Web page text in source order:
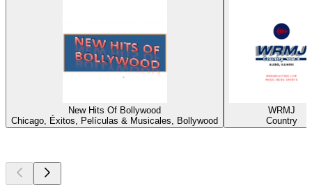
New Hits Of Bollywood
Chicago, Éxitos, Películas & Musicales, Bollywood
WRMJ
Country